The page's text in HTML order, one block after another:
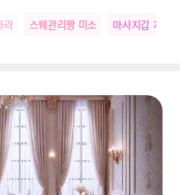
라 스웨관리짱 미소 마사지갑 지아